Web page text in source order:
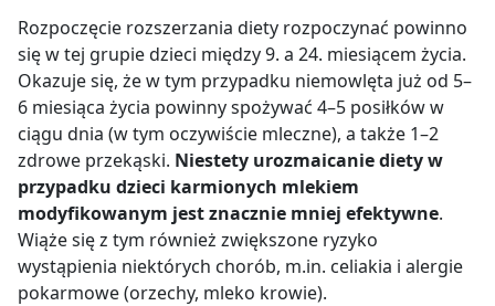
Rozpoczęcie rozszerzania diety rozpoczynać powinno
się w tej grupie dzieci między 9. a 24. miesiącem życia.
Okazuje się, że w tym przypadku niemowlęta już od 5–
6 miesiąca życia powinny spożywać 4–5 posiłków w
ciągu dnia (w tym oczywiście mleczne), a także 1–2
zdrowe przekąski. Niestety urozmaicanie diety w
przypadku dzieci karmionych mlekiem
modyfikowanym jest znacznie mniej efektywne.
Wiąże się z tym również zwiększone ryzyko
wystąpienia niektórych chorób, m.in. celiakia i alergie
pokarmowe (orzechy, mleko krowie).